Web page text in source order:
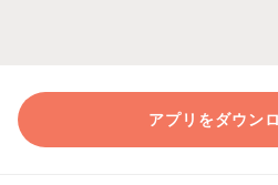
アプリをダウン